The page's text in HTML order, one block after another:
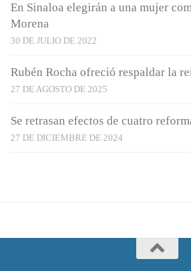
En Sinaloa elegirán a una mujer
Morena
30 DE JULIO DE 2022
Rubén Rocha ofreció respaldar la
27 DE AGOSTO DE 2025
Se retrasan efectos de cuatro
27 DE DICIEMBRE DE 2024